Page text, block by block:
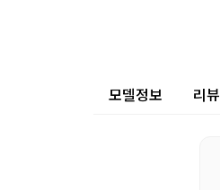
상세 정보
모델정보 리뷰